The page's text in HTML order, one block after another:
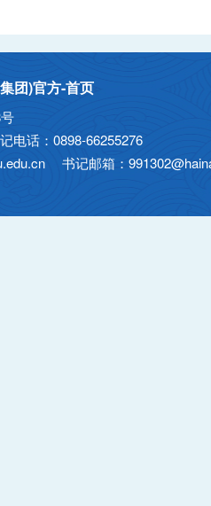
团)官方-首页
电话：0898-66255276
书记邮箱：